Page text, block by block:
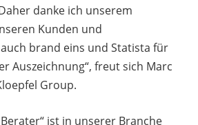
danke ich unserem
Kunden und
brand eins und Statista für
Auszeichnung“, freut sich Marc
Group.
ist in unserer Branche